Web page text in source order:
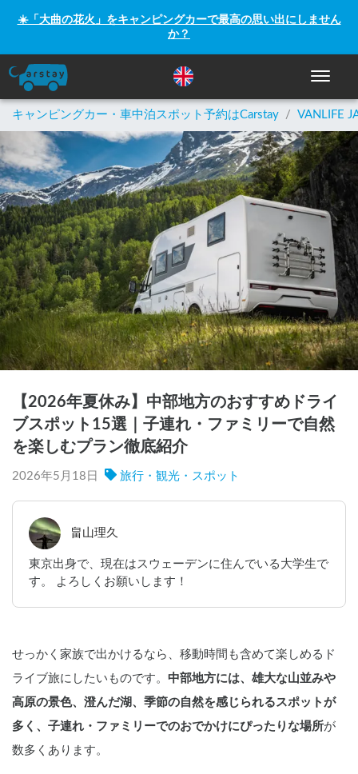
☀️「大曲の花火」をキャンピングカーで最高の思い出にしません
か？
ナビゲ
キャンピングカー・車中泊スポット予約はCarstay / VANLIFE
【2026年夏休み】中部地方のおすすめドライ
ブスポット15選｜子連れ・ファミリーで自然
を楽しむプラン徹底紹介
2026年5月18日 旅行・観光・スポット
畠山理久
東京出身で、現在はスウェーデンに住んでいる大学生で
す。 よろしくお願いします！
せっかく家族で出かけるなら、移動時間も含めて楽しめるド
ライブ旅にしたいものです。 中部地方には、雄大な山並みや
高原の景色、澄んだ湖、季節の自然を感じられるスポットが
多く、子連れ・ファミリーでのおでかけにぴったりな場所が
数多くあります。